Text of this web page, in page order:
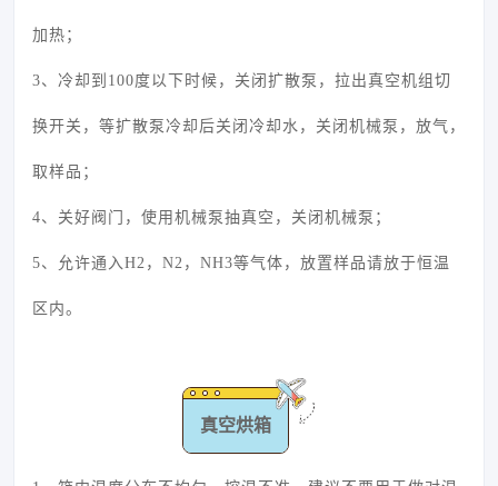
加热；
3、冷却到100度以下时候，关闭扩散泵，拉出真空机组切
换开关，等扩散泵冷却后关闭冷却水，关闭机械泵，放气，
取样品；
4、关好阀门，使用机械泵抽真空，关闭机械泵；
5、允许通入H2，N2，NH3等气体，放置样品请放于恒温
区内。
真空烘箱